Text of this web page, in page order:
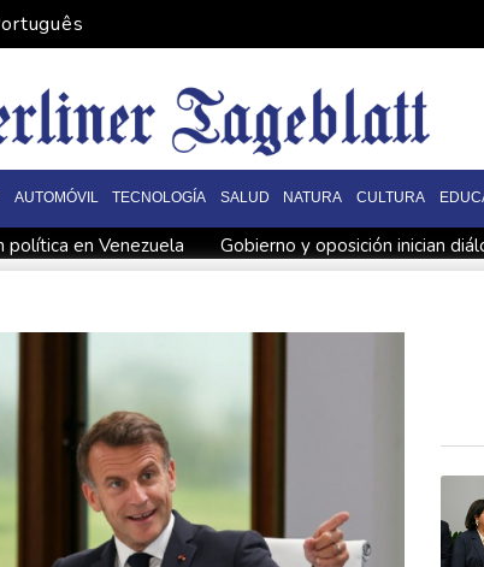
AUTOMÓVIL TECNOLOGÍA SALUD NATURA CULTURA
política en Venezuela
Gobierno y oposición inician